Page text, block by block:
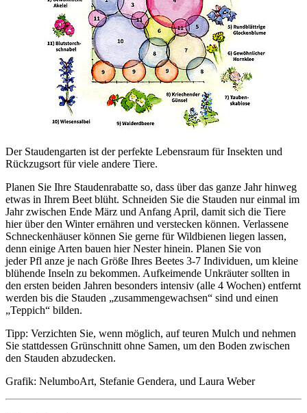
Der Staudengarten ist der perfekte Lebensraum für Insekten und
Rückzugsort für viele andere Tiere.
Planen Sie Ihre Staudenrabatte so, dass über das ganze Jahr hinweg
etwas in Ihrem Beet blüht. Schneiden Sie die Stauden nur einmal im
Jahr zwischen Ende März und Anfang April, damit sich die Tiere
hier über den Winter ernähren und verstecken können. Verlassene
Schneckenhäuser können Sie gerne für Wildbienen liegen lassen,
denn einige Arten bauen hier Nester hinein. Planen Sie von
jeder Pfl anze je nach Größe Ihres Beetes 3-7 Individuen, um kleine
blühende Inseln zu bekommen. Aufkeimende Unkräuter sollten in
den ersten beiden Jahren besonders intensiv (alle 4 Wochen) entfernt
werden bis die Stauden „zusammengewachsen“ sind und einen
„Teppich“ bilden.
Tipp: Verzichten Sie, wenn möglich, auf teuren Mulch und nehmen
Sie stattdessen Grünschnitt ohne Samen, um den Boden zwischen
den Stauden abzudecken.
Grafik: NelumboArt, Stefanie Gendera, und Laura Weber